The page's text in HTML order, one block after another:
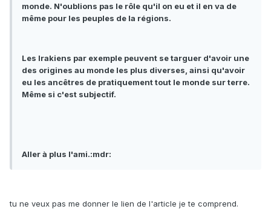
monde. N'oublions pas le rôle qu'il on eu et il en va de
même pour les peuples de la régions.
Les Irakiens par exemple peuvent se targuer d'avoir une
des origines au monde les plus diverses, ainsi qu'avoir
eu les ancêtres de pratiquement tout le monde sur terre.
Même si c'est subjectif.
Aller à plus l'ami.:mdr:
tu ne veux pas me donner le lien de l'article je te comprend.